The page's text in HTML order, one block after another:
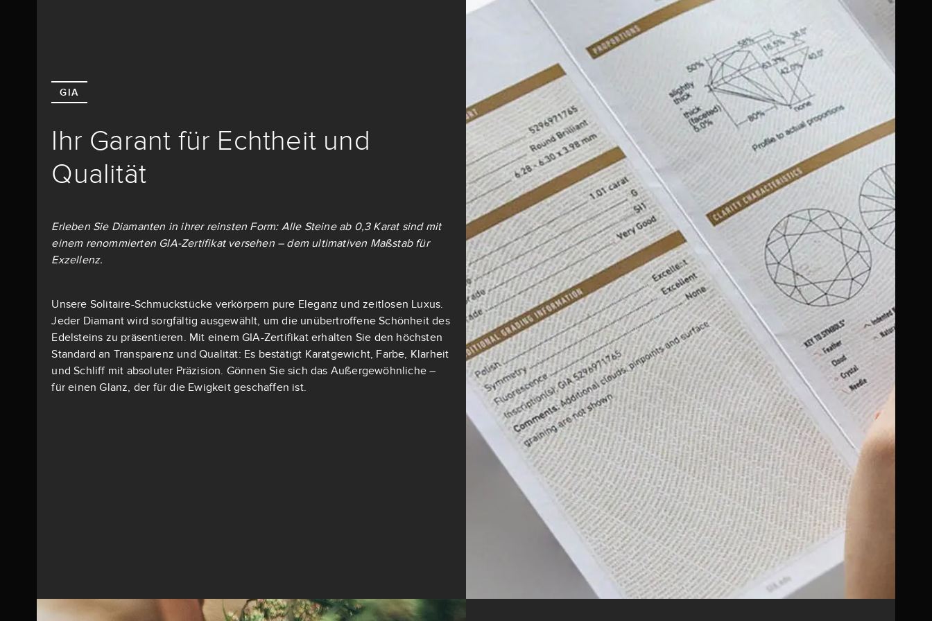
GIA
Ihr Garant für Echtheit und
Qualität
Erleben Sie Diamanten in ihrer reinsten Form: Alle Steine ab 0,3 Karat sind mit
einem renommierten GIA-Zertifikat versehen – dem ultimativen Maßstab für
Exzellenz.
Unsere Solitaire-Schmuckstücke verkörpern pure Eleganz und zeitlosen Luxus.
Jeder Diamant wird sorgfältig ausgewählt, um die unübertroffene Schönheit des
Edelsteins zu präsentieren. Mit einem GIA-Zertifikat erhalten Sie den höchsten
Standard an Transparenz und Qualität: Es bestätigt Karatgewicht, Farbe, Klarheit
und Schliff mit absoluter Präzision. Gönnen Sie sich das Außergewöhnliche –
für einen Glanz, der für die Ewigkeit geschaffen ist.